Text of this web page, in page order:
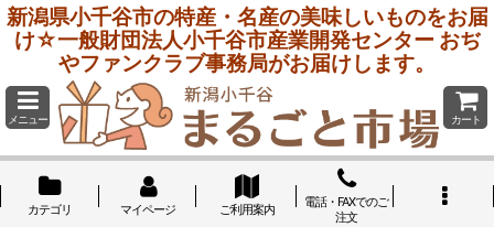
新潟県小千谷市の特産・名産の美味しいものをお届
け☆一般財団法人小千谷市産業開発センター おぢ
やファンクラブ事務局がお届けします。
メニュー カート
カテゴリ マイページ ご利用案内
電話・FAXでのご
注文